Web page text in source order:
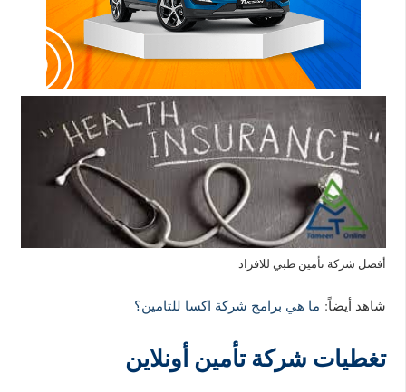
أفضل شركة تأمين طبي للافراد
شاهد أيضاً: ما هي برامج شركة اكسا للتامين؟
تغطيات شركة تأمين أونلاين